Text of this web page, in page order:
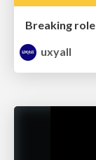
uxyall